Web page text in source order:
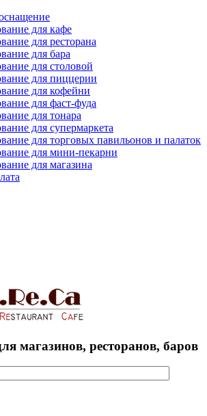
для кафе
для ресторана
для бара
для столовой
для пиццерии
для кофейни
для фаст-фуда
для тонара
для супермаркета
для торговых павильонов и палаток
для мини-пекарни
для магазина
магазинов, ресторанов, баров